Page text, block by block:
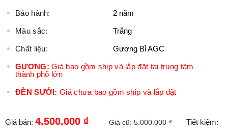
Bảo hành: 2 năm
Màu sắc: Trắng
Chất liệu: Gương Bỉ AGC
GƯƠNG: Giá bao gồm ship và lắp đặt tại trung tâm
thành phố lớn
ĐÈN SƯỞI: Giá chưa bao gồm ship và lắp đặt
Giá bán: 4.500.000 ₫ Giá cũ:5.000.000 ₫
Tiết kiệm: